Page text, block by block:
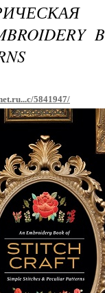
5841947/